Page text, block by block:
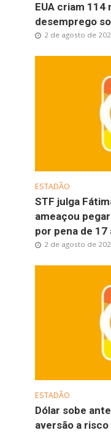
EUA criam 114
desemprego
2 de agosto de
ESTADÃO
STF julga
ameaçou
por pena de 17
2 de agosto de
ESTADÃO
Dólar sobe
aversão a